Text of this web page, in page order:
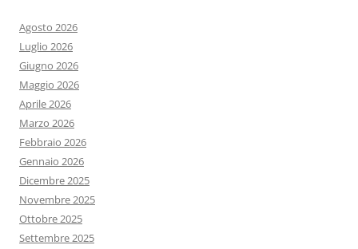
Agosto 2026
Luglio 2026
Giugno 2026
Maggio 2026
Aprile 2026
Marzo 2026
Febbraio 2026
Gennaio 2026
Dicembre 2025
Novembre 2025
Ottobre 2025
Settembre 2025